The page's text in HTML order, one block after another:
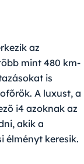
az
mint 480 km-
is
A luxust, a
i4 azoknak az
akik a
élményt keresik.